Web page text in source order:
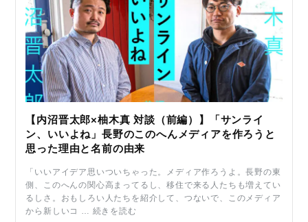
【内沼晋太郎×柚木真 対談（前編）】「サンライ
ン、いいよね」長野のこのへんメディアを作ろうと
思った理由と名前の由来
「いいアイデア思いついちゃった。メディア作ろうよ。長野の東
側、このへんの関心高まってるし、移住で来る人たちも増えてい
るしさ。おもしろい人たちを紹介して、つないで、このメディア
から新しいコ … 続きを読む